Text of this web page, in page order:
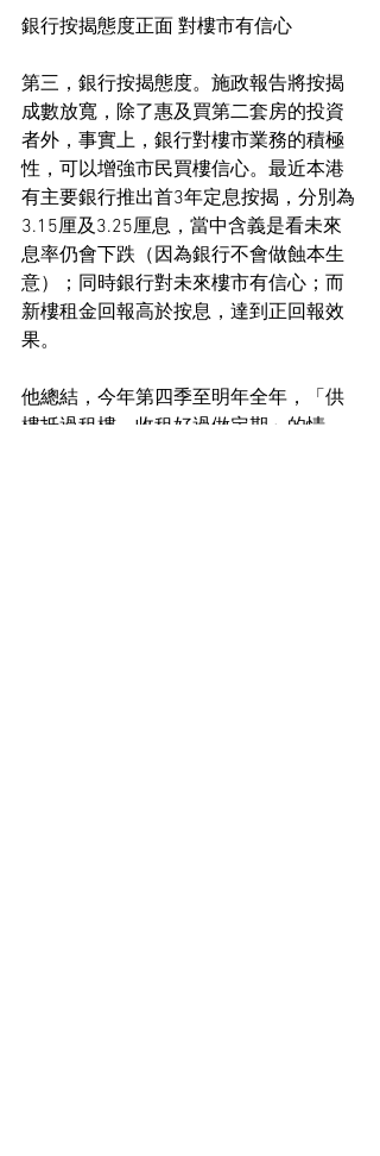
銀行按揭態度正面 對樓市有信心
第三，銀行按揭態度。施政報告將按揭
成數放寬，除了惠及買第二套房的投資
者外，事實上，銀行對樓市業務的積極
性，可以增強市民買樓信心。最近本港
有主要銀行推出首3年定息按揭，分別為
3.15厘及3.25厘息，當中含義是看未來
息率仍會下跌（因為銀行不會做蝕本生
意）；同時銀行對未來樓市有信心；而
新樓租金回報高於按息，達到正回報效
果。
他總結，今年第四季至明年全年，「供
樓抵過租樓，收租好過做定期」的情